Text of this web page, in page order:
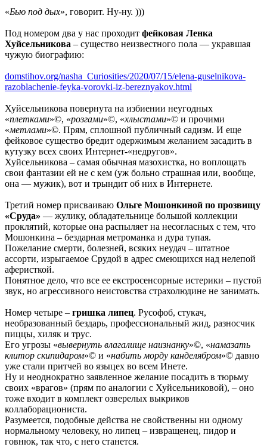
«Бью под дых», говорит. Ну-ну. )))
Под номером два у нас проходит фейковая Ленка
Хуйсельникова – существо неизвестного пола — укравшая
чужую биографию:
domstihov.org/nasha_Curiosities/2020/07/15/elena-guselnikova-
razoblachenie-feyka-vorovki-iz-bereznyakov.html
Хуйсельникова повернута на избиении неугодных
«плетками»©, «розгами»©, «хлыстами»© и прочими
«метлами»©. Прям, сплошной публичный садизм. И еще
фейковое существо бредит одержимым желанием засадить в
кутузку всех своих Интернет-«недругов».
Хуйсельникова – самая обычная мазохистка, но воплощать
свои фантазии ей не с кем (уж больно страшная или, вообще,
она — мужик), вот и трындит об них в Интернете.
Третий номер присваиваю Ольге Мошонкиной по прозвищу
«Сруда» — жулику, обладательнице большой коллекции
проклятий, которые она распыляет на несогласных с тем, что
Мошонкина – бездарная метроманка и дура тупая.
Пожелание смерти, болезней, всяких неудач – штатное
ассорти, изрыгаемое Срудой в адрес смеющихся над нелепой
аферисткой.
Понятное дело, что все ее екстросенсорные истерики – пустой
звук, но агрессивного неистовства страхолюдине не занимать.
Номер четыре – гришка липец. Русофоб, стукач,
необразованный бездарь, профессиональный жид, разносчик
пиццы, хиляк и трус.
Его угрозы «вывернуть влагалище наизнанку»©, «намазать
клитор скипидаром»© и «набить морду канделябром»© давно
уже стали притчей во языцех во всем Инете.
Ну и неоднократно заявленное желание посадить в тюрьму
своих «врагов» (прям по аналогии с Хуйсельниковой), – оно
тоже входит в комплект озверелых выкриков
коллаборациониста.
Разумеется, подобные действа не свойственны ни одному
нормальному человеку, но липец – извращенец, пидор и
говнюк, так что, с него станется.